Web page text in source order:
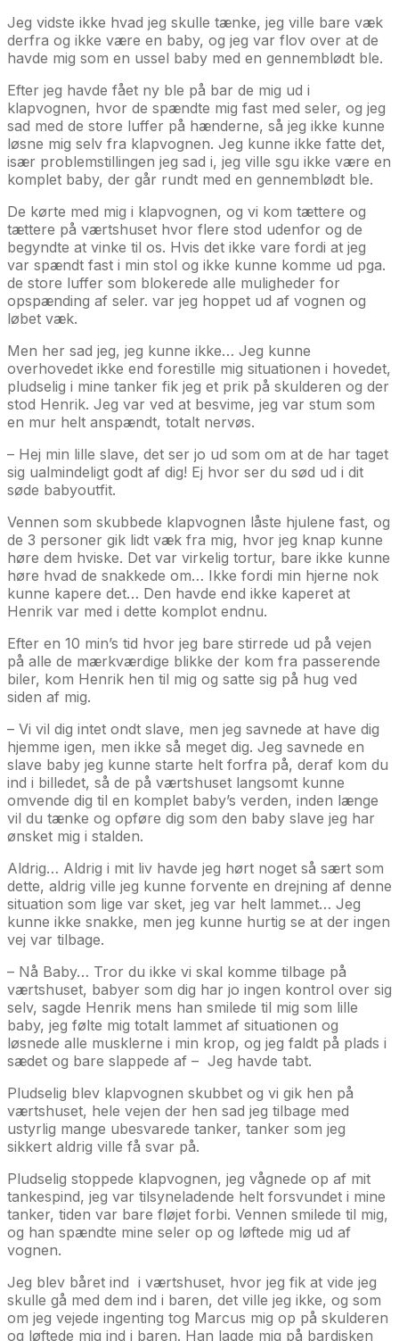
Jeg vidste ikke hvad jeg skulle tænke, jeg ville bare væk
derfra og ikke være en baby, og jeg var flov over at de
havde mig som en ussel baby med en gennemblødt ble.
Efter jeg havde fået ny ble på bar de mig ud i
klapvognen, hvor de spændte mig fast med seler, og jeg
sad med de store luffer på hænderne, så jeg ikke kunne
løsne mig selv fra klapvognen. Jeg kunne ikke fatte det,
især problemstillingen jeg sad i, jeg ville sgu ikke være en
komplet baby, der går rundt med en gennemblødt ble.
De kørte med mig i klapvognen, og vi kom tættere og
tættere på værtshuset hvor flere stod udenfor og de
begyndte at vinke til os. Hvis det ikke vare fordi at jeg
var spændt fast i min stol og ikke kunne komme ud pga.
de store luffer som blokerede alle muligheder for
opspænding af seler. var jeg hoppet ud af vognen og
løbet væk.
Men her sad jeg, jeg kunne ikke… Jeg kunne
overhovedet ikke end forestille mig situationen i hovedet,
pludselig i mine tanker fik jeg et prik på skulderen og der
stod Henrik. Jeg var ved at besvime, jeg var stum som
en mur helt anspændt, totalt nervøs.
– Hej min lille slave, det ser jo ud som om at de har taget
sig ualmindeligt godt af dig! Ej hvor ser du sød ud i dit
søde babyoutfit.
Vennen som skubbede klapvognen låste hjulene fast, og
de 3 personer gik lidt væk fra mig, hvor jeg knap kunne
høre dem hviske. Det var virkelig tortur, bare ikke kunne
høre hvad de snakkede om… Ikke fordi min hjerne nok
kunne kapere det… Den havde end ikke kaperet at
Henrik var med i dette komplot endnu.
Efter en 10 min’s tid hvor jeg bare stirrede ud på vejen
på alle de mærkværdige blikke der kom fra passerende
biler, kom Henrik hen til mig og satte sig på hug ved
siden af mig.
– Vi vil dig intet ondt slave, men jeg savnede at have dig
hjemme igen, men ikke så meget dig. Jeg savnede en
slave baby jeg kunne starte helt forfra på, deraf kom du
ind i billedet, så de på værtshuset langsomt kunne
omvende dig til en komplet baby’s verden, inden længe
vil du tænke og opføre dig som den baby slave jeg har
ønsket mig i stalden.
Aldrig… Aldrig i mit liv havde jeg hørt noget så sært som
dette, aldrig ville jeg kunne forvente en drejning af denne
situation som lige var sket, jeg var helt lammet… Jeg
kunne ikke snakke, men jeg kunne hurtig se at der ingen
vej var tilbage.
– Nå Baby… Tror du ikke vi skal komme tilbage på
værtshuset, babyer som dig har jo ingen kontrol over sig
selv, sagde Henrik mens han smilede til mig som lille
baby, jeg følte mig totalt lammet af situationen og
løsnede alle musklerne i min krop, og jeg faldt på plads i
sædet og bare slappede af – Jeg havde tabt.
Pludselig blev klapvognen skubbet og vi gik hen på
værtshuset, hele vejen der hen sad jeg tilbage med
ustyrlig mange ubesvarede tanker, tanker som jeg
sikkert aldrig ville få svar på.
Pludselig stoppede klapvognen, jeg vågnede op af mit
tankespind, jeg var tilsyneladende helt forsvundet i mine
tanker, tiden var bare fløjet forbi. Vennen smilede til mig,
og han spændte mine seler op og løftede mig ud af
vognen.
Jeg blev båret ind i værtshuset, hvor jeg fik at vide jeg
skulle gå med dem ind i baren, det ville jeg ikke, og som
om jeg vejede ingenting tog Marcus mig op på skulderen
og løftede mig ind i baren. Han lagde mig på bardisken